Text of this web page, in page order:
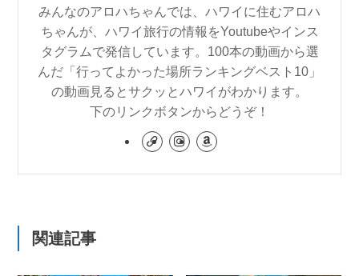
みんなのアロハちゃんでは、ハワイに住むアロハ
ちゃんが、ハワイ旅行の情報をYoutubeやインス
タグラムで発信しています。100本の動画から選
んだ「行ってよかった場所ランキングベスト10」
の動画見るとサクッとハワイがわかります。
下のリンクボタンからどうぞ！
関連記事